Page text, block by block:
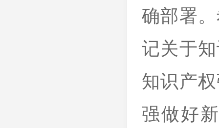
确部署
记关于
知识产
强做好